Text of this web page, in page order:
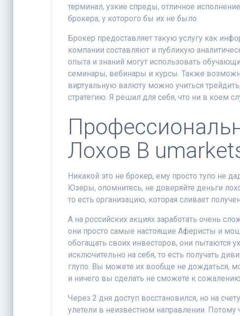
терминал, узкие спреды, отличное
брокера, у которого бы их не было.
Брокер предоставляет такую услугу как
компании составляют и публикую
опыта и знаний могут использовать
семинары, вебинары и курсы. Также
виртуальную валюту можно учиться
стратегию. Я решил для себя, что ни в коем
Лохов В
Никакой это не брокер, ему просто тупо не
Юзеры, опомнитесь, не доверяйте деньги
то есть организацию, которая сливает
А на российских акциях заработать очень
они просто самые настоящие Аферисты и
обогащать своих инвесторов, они пытаются
исключительно на себя, то есть получать
глупо. Вы можете их вообще не дождаться,
и ничего вы сделать не сможете к сожалению.
Через 2 дня доступ восстановился, но на
улетели в неизвестном направлении.